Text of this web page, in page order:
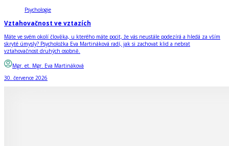
Psychologie
Vztahovačnost ve vztazích
Máte ve svém okolí člověka, u kterého máte pocit, že vás neustále podezírá a hledá za vším
skryté úmysly? Psycholožka Eva Martináková radí, jak si zachovat klid a nebrat
vztahovačnost druhých osobně.
Mgr. et. Mgr. Eva Martináková
30. července 2026